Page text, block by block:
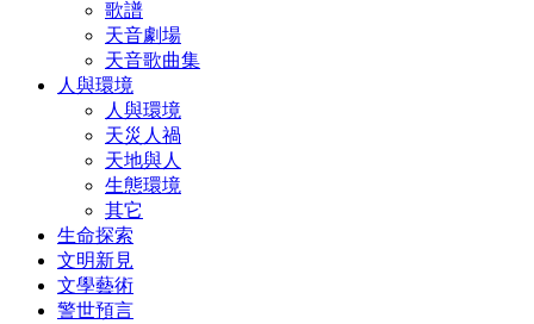
歌譜
天音劇場
天音歌曲集
人與環境
人與環境
天災人禍
天地與人
生態環境
其它
生命探索
文明新見
文學藝術
警世預言